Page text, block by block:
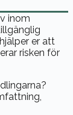
inom
er att
risken för